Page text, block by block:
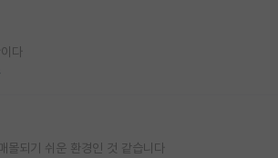
다
몰되기 쉬운 환경인 것 같습니다